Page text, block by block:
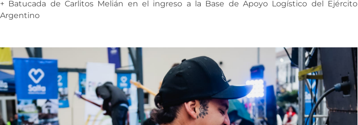
+ Batucada de Carlitos Melián en el ingreso a la Base de Apoyo Logístico del Ejército
Argentino